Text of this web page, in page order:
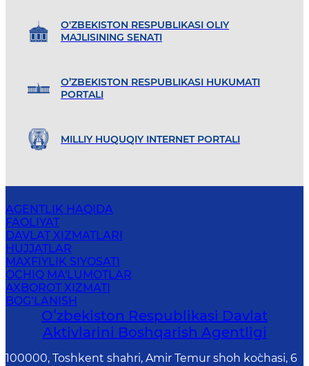
O'ZBEKISTON RESPUBLIKASI OLIY
MAJLISINING SENATI
O’ZBEKISTON RESPUBLIKASI HUKUMATI
PORTALI
MILLIY HUQUQIY INTERNET PORTALI
AGENTLIK HAQIDA
FAOLIYAT
DAVLAT XIZMATLARI
HUJJATLAR
MAXFIYLIK SIYOSATI
OCHIQ MA'LUMOTLAR
AXBOROT XIZMATI
BOG‘LANISH
Oʻzbekiston Respublikasi Davlat
Aktivlarini Boshqarish Agentligi
100000, Toshkent shahri, Amir Temur shoh ko`chasi, 6